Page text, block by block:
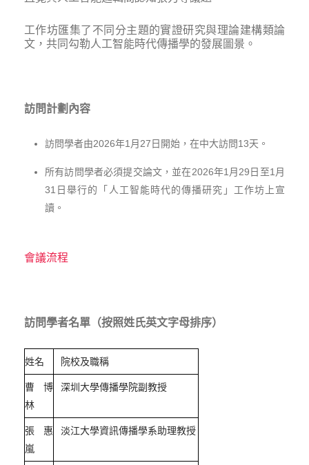
工作坊匯集了不同分主題的實證研究與理論建構類論
文，共同勾勒人工智能時代傳播學的發展圖景。
訪問計劃內容
訪問學者由2026年1月27日開始，在中大訪問13天。
所有訪問學者必須提交論文，並在2026年1月29日至1月
31日舉行的「人工智能時代的傳播研究」工作坊上宣
讀。
會議流程
訪問學者名單（按照姓氏英文字母排序）
姓名 院校及職稱
曹博
林
深圳大學傳播學院副教授
張惠
嵐
淡江大學資訊傳播學系助理教授